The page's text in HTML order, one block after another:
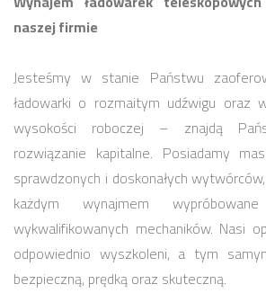
naszej firmie
Jesteśmy w stanie Państwu
ładowarki o rozmaitym udźwigu oraz
wysokości roboczej – znajdą
rozwiązanie kapitalne. Posiadamy
sprawdzonych i doskonałych
każdym wynajmem
wykwalifikowanych mechaników. Nasi
odpowiednio wyszkoleni, a tym
bezpieczną, prędką oraz skuteczną.